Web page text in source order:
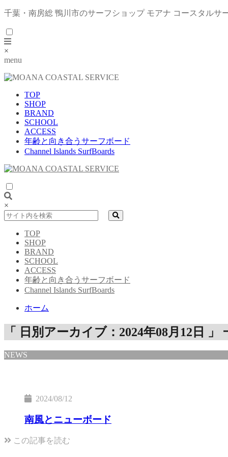
千葉・南房総 鴨川市のサーフショップ モアナ コースタルサ
×
menu
TOP
SHOP
BRAND
SCHOOL
ACCESS
年齢と向き合うサーフボード
Channel Islands SurfBoards
×
TOP
SHOP
BRAND
SCHOOL
ACCESS
年齢と向き合うサーフボード
Channel Islands SurfBoards
ホーム
「 日別アーカイブ：2024年08月12日 」
NEWS
2024/08/12
南風とニューボード
この記事を読む